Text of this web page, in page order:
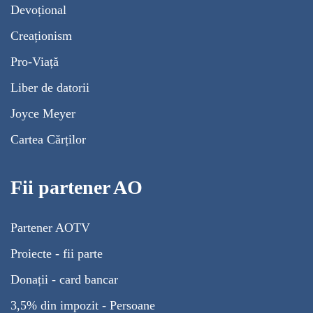
Devoțional
Creaționism
Pro-Viață
Liber de datorii
Joyce Meyer
Cartea Cărților
Fii partener AO
Partener AOTV
Proiecte - fii parte
Donații - card bancar
3,5% din impozit - Persoane